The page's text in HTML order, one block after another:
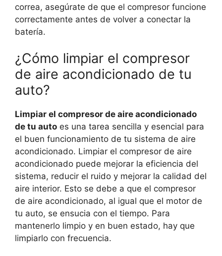
correa, asegúrate de que el compresor funcione
correctamente antes de volver a conectar la
batería.
¿Cómo limpiar el compresor
de aire acondicionado de tu
auto?
Limpiar el compresor de aire acondicionado
de tu auto es una tarea sencilla y esencial para
el buen funcionamiento de tu sistema de aire
acondicionado. Limpiar el compresor de aire
acondicionado puede mejorar la eficiencia del
sistema, reducir el ruido y mejorar la calidad del
aire interior. Esto se debe a que el compresor
de aire acondicionado, al igual que el motor de
tu auto, se ensucia con el tiempo. Para
mantenerlo limpio y en buen estado, hay que
limpiarlo con frecuencia.